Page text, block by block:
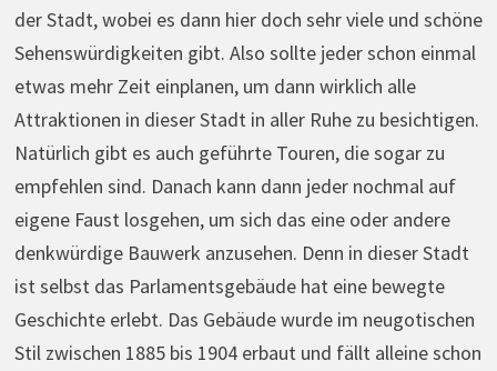
der Stadt, wobei es dann hier doch sehr viele und schöne
Sehenswürdigkeiten gibt. Also sollte jeder schon einmal
etwas mehr Zeit einplanen, um dann wirklich alle
Attraktionen in dieser Stadt in aller Ruhe zu besichtigen.
Natürlich gibt es auch geführte Touren, die sogar zu
empfehlen sind. Danach kann dann jeder nochmal auf
eigene Faust losgehen, um sich das eine oder andere
denkwürdige Bauwerk anzusehen. Denn in dieser Stadt
ist selbst das Parlamentsgebäude hat eine bewegte
Geschichte erlebt. Das Gebäude wurde im neugotischen
Stil zwischen 1885 bis 1904 erbaut und fällt alleine schon